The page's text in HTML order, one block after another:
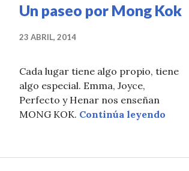
Un paseo por Mong Kok
23 ABRIL, 2014
Cada lugar tiene algo propio, tiene
algo especial. Emma, Joyce,
Perfecto y Henar nos enseñan
MONG KOK. Continúa leyendo